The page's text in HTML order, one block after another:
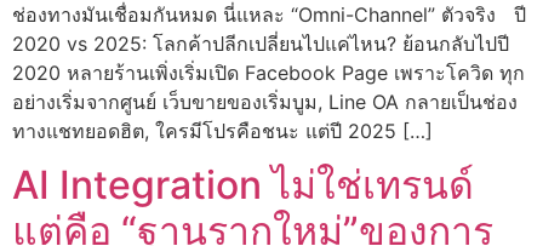
ช่องทางมันเชื่อมกันหมด นี่แหละ “Omni-Channel” ตัวจริง ปี
2020 vs 2025: โลกค้าปลีกเปลี่ยนไปแค่ไหน? ย้อนกลับไปปี
2020 หลายร้านเพิ่งเริ่มเปิด Facebook Page เพราะโควิด ทุก
อย่างเริ่มจากศูนย์ เว็บขายของเริ่มบูม, Line OA กลายเป็นช่อง
ทางแชทยอดฮิต, ใครมีโปรคือชนะ แต่ปี 2025 […]
AI Integration ไม่ใช่เทรนด์
แต่คือ “ฐานรากใหม่”ของการ